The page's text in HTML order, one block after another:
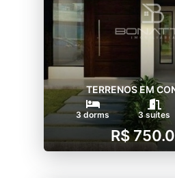
TERRENOS EM
3 dorms 3 suítes
R$